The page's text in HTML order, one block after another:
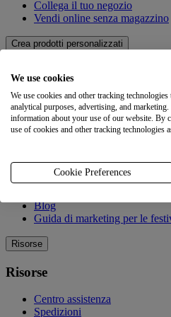
Collega il tuo negozio
Vendi online senza magazzino
Crea prodotti personalizzati
Crea prodotti personalizzati
Catalogo dei prodotti
Design Maker
Qualità
Esplorare
Blog
Guida di marketing per le
Risorse
Risorse
Centro assistenza
Spedizioni
We use cookies
We use cookies and other tracking
analytical purposes, advertising, and
information about your use of our website. By
use of cookies and other tracking technologies
Cookie Preferences